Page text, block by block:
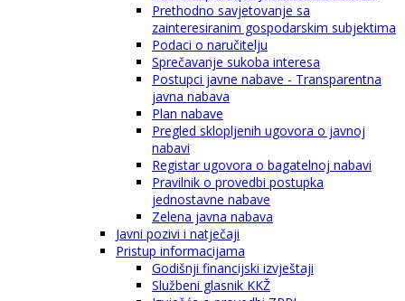
Prethodno savjetovanje sa
zainteresiranim gospodarskim subjektima
Podaci o naručitelju
Sprečavanje sukoba interesa
Postupci javne nabave - Transparentna
javna nabava
Plan nabave
Pregled sklopljenih ugovora o javnoj
nabavi
Registar ugovora o bagatelnoj nabavi
Pravilnik o provedbi postupka
jednostavne nabave
Zelena javna nabava
Javni pozivi i natječaji
Pristup informacijama
Godišnji financijski izvještaji
Službeni glasnik KKŽ